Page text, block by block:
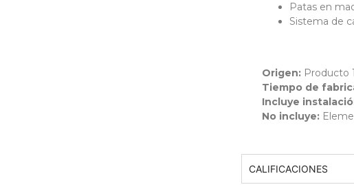
Patas en
Sistema de
Origen: Producto
Tiempo de
Incluye
No incluye:
CALIFICACIONES